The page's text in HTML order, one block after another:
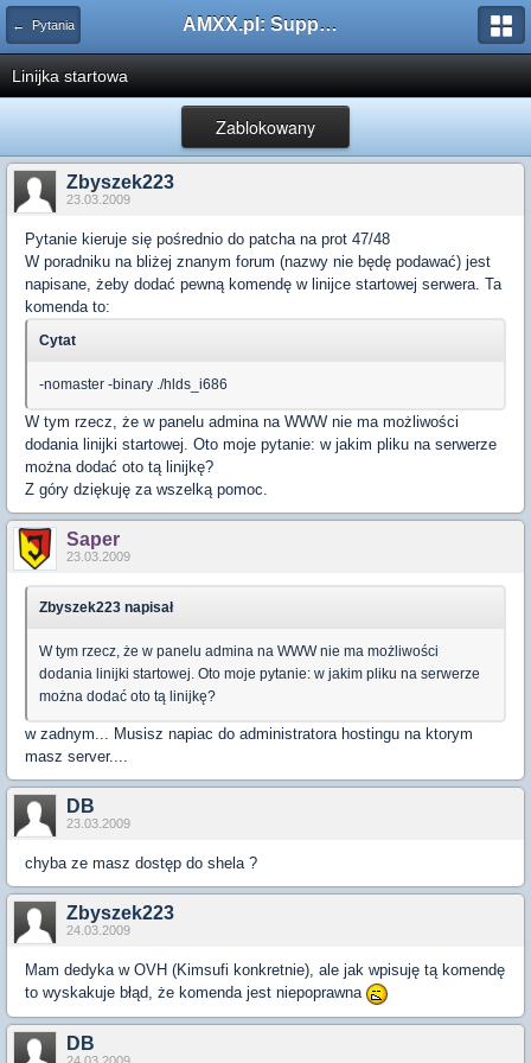
← Pytania AMXX.pl: Support AMX Mod X i SourceMod
Linijka startowa
Zablokowany
Zbyszek223
23.03.2009
Pytanie kieruje się pośrednio do patcha na prot 47/48
W poradniku na bliżej znanym forum (nazwy nie będę podawać) jest
napisane, żeby dodać pewną komendę w linijce startowej serwera. Ta
komenda to:
Cytat
-nomaster -binary ./hlds_i686
W tym rzecz, że w panelu admina na WWW nie ma możliwości
dodania linijki startowej. Oto moje pytanie: w jakim pliku na serwerze
można dodać oto tą linijkę?
Z góry dziękuję za wszelką pomoc.
Saper
23.03.2009
Zbyszek223 napisał
W tym rzecz, że w panelu admina na WWW nie ma możliwości
dodania linijki startowej. Oto moje pytanie: w jakim pliku na serwerze
można dodać oto tą linijkę?
w zadnym... Musisz napiac do administratora hostingu na ktorym
masz server....
DB
23.03.2009
chyba ze masz dostęp do shela ?
Zbyszek223
24.03.2009
Mam dedyka w OVH (Kimsufi konkretnie), ale jak wpisuję tą komendę
to wyskakuje błąd, że komenda jest niepoprawna
DB
24.03.2009